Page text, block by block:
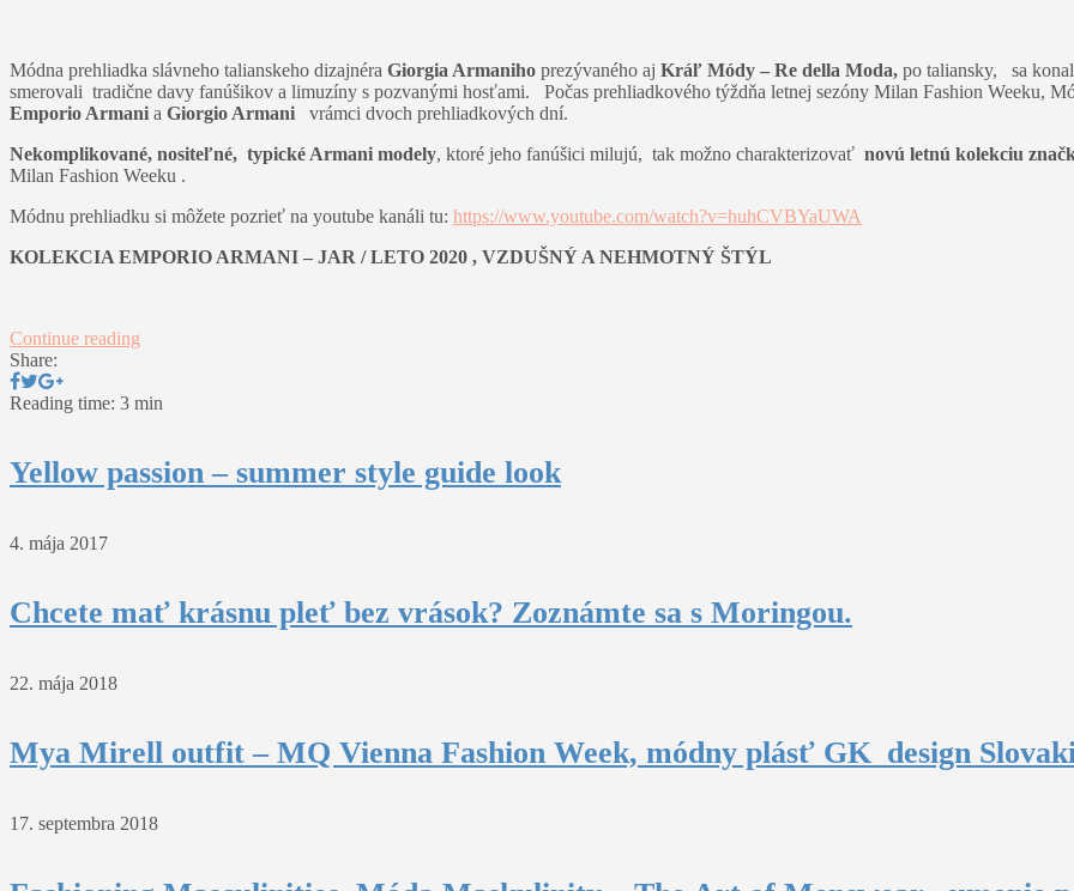
Módna prehliadka slávneho talianskeho dizajnéra Giorgia Armaniho prezývaného aj Kráľ Módy – Re della Moda, po taliansky, sa
smerovali tradične davy fanúšikov a limuzíny s pozvanými hosťami. Počas prehliadkového týždňa letnej sezóny Milan Fashion Weeku,
Emporio Armani a Giorgio Armani vrámci dvoch prehliadkových dní.
Nekomplikované, nositeľné, typické Armani modely, ktoré jeho fanúšici milujú, tak možno charakterizovať novú letnú kolekciu
Milan Fashion Weeku .
Módnu prehliadku si môžete pozrieť na youtube kanáli tu: https://www.youtube.com/watch?v=huhCVBYaUWA
KOLEKCIA EMPORIO ARMANI – JAR / LETO 2020 , VZDUŠNÝ A NEHMOTNÝ ŠTÝL
Continue reading
Share:
Reading time: 3 min
Yellow passion – summer style guide look
4. mája 2017
Chcete mať krásnu pleť bez vrások? Zoznámte sa s Moringou.
22. mája 2018
Mya Mirell outfit – MQ Vienna Fashion Week, módny plásť GK_design
17. septembra 2018